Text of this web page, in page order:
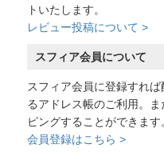
トいたします。
レビュー投稿について >
スフィア会員について
スフィア会員に登録すれ
るアドレス帳のご利用。
ピングすることができます
会員登録はこちら >